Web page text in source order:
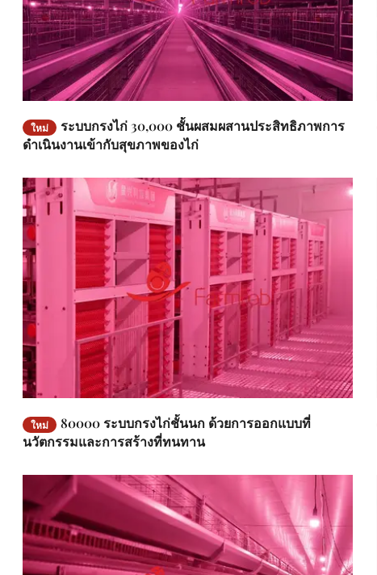
ใหม่
ระบบกรงไก่ 30,000 ชั้นผสมผสานประสิทธิภาพการ
ดำเนินงานเข้ากับสุขภาพของไก่
ใหม่
80000 ระบบกรงไก่ชั้นนก ด้วยการออกแบบที่
นวัตกรรมและการสร้างที่ทนทาน